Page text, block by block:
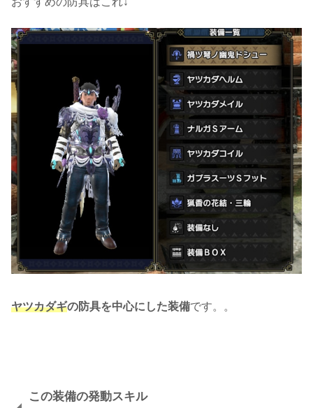
ヤツカダギの防具を中心にした装備です。。
この装備の発動スキル